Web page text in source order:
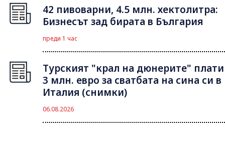
42 пивоварни, 4.5 млн. хектолитра:
Бизнесът зад бирата в България
преди 1 час
Турският "крал на дюнерите" плати
3 млн. евро за сватбата на сина си в
Италия (снимки)
06.08.2026